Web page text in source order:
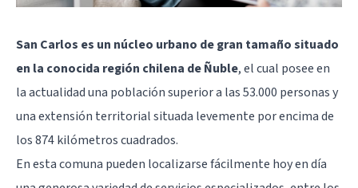
San Carlos es un núcleo urbano de gran tamaño situado
en la conocida región chilena de Ñuble, el cual posee en
la actualidad una población superior a las 53.000 personas y
una extensión territorial situada levemente por encima de
los 874 kilómetros cuadrados.
En esta comuna pueden localizarse fácilmente hoy en día